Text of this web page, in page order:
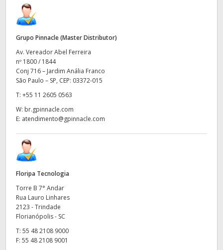
Hong Kong SAR, China
India
Italy
Japan
Malaysia
Netherlands
New Zealand
Norway
Grupo Pinnacle (Master Distributor)
Av. Vereador Abel Ferreira
nº 1800 / 1844
Conj 716 – Jardim Anália Franco
São Paulo – SP, CEP: 03372-015
T: +55 11 2605 0563
W: br.gpinnacle.com
E: atendimento@gpinnacle.com
Floripa Tecnologia
Torre B 7° Andar
Rua Lauro Linhares
2123 - Trindade
Florianópolis - SC
T: 55 48 2108 9000
F: 55 48 2108 9001